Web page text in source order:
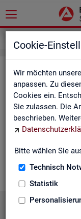
Cookie-
Wir möchten
anpassen. Zu
Cookies ein.
Sie zulassen. Die
beschrieben.
Bitte wählen Sie
Technisch
Statistik
Auf den fol­gen­den
mit den wich­tigs­ten
Aus­bil­dungs­markt.
ent­spre­chen­den
grund-
men­ge­stellt.